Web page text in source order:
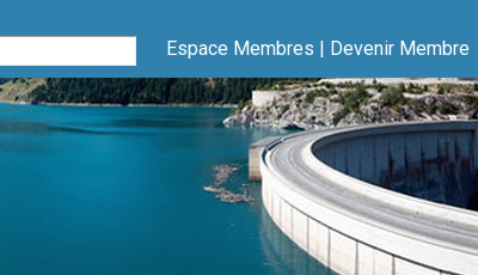
Espace Membres | Devenir Membre